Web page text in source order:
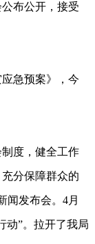
布公开，接受
急预案》，今
度，健全工作
分保障群众的
闻发布会。4月
动”。拉开了我局